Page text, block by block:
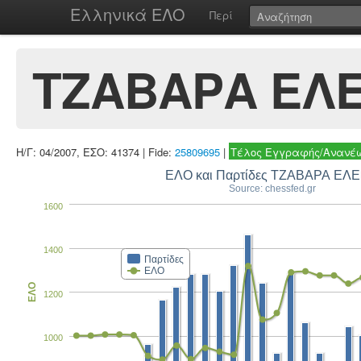
Ελληνικά ΕΛΟ Περί
ΤΖΑΒΑΡΑ
Η/Γ: 04/2007, ΕΣΟ: 41374 | Fide: 25809695 | Τέλος Εγγραφής/
ΕΛΟ και Παρτίδες ΤΖΑΒΑΡΑ
Source: chessfed.gr
Παρτίδες
ΕΛΟ
1000
1200
1400
1600
ΕΛΟ